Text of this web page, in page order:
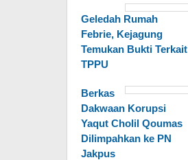
Geledah Rumah
Febrie, Kejagung
Temukan Bukti Terkait
TPPU
Berkas
Dakwaan Korupsi
Yaqut Cholil Qoumas
Dilimpahkan ke PN
Jakpus